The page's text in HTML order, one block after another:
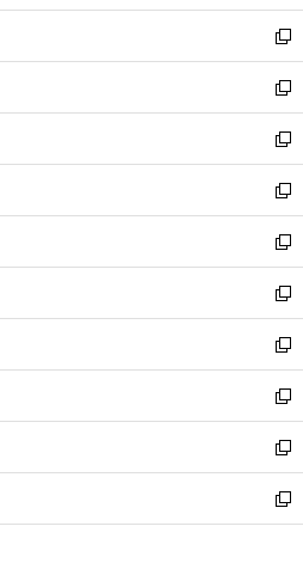
開
く
ウ
で
開
く
ン
ド
ウ
で
開
く
ウ
ィ
ン
ド
ウ
で
開
く
新
し
い
ウ
ィ
ン
ド
ウ
で
開
く
新
し
い
ウ
ィ
ン
ド
ウ
で
開
く
新
し
い
ウ
ィ
ン
ド
ウ
で
開
く
新
し
い
ウ
ィ
ン
ド
ウ
で
開
く
新
し
い
ウ
ィ
ン
ド
ウ
で
開
く
新
し
い
ウ
ィ
ン
ド
ウ
で
開
新
し
い
ウ
ィ
ン
ド
ウ
新
し
い
ウ
ィ
ン
新
し
い
ウ
新
し